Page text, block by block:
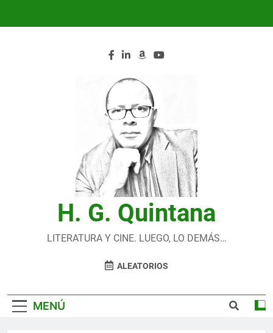
H. G. Quintana
LITERATURA Y CINE. LUEGO, LO DEMÁS…
ALEATORIOS
MENÚ